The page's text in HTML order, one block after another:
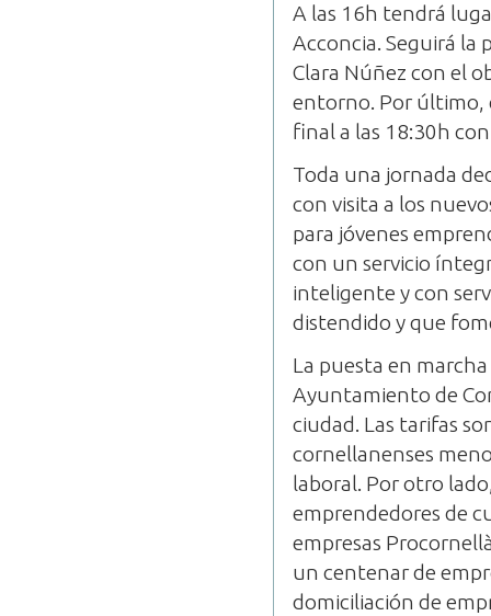
A las 16h tendrá
Acconcia. Seguirá la
Clara Núñez con el
entorno. Por último,
final a las 18:30h
Toda una jornada
con visita a los
para jóvenes
con un servicio
inteligente y con
distendido y que
La puesta en
Ayuntamiento de
ciudad. Las tarifas
cornellanenses
laboral. Por otro
emprendedores de
empresas
un centenar de
domiciliación de